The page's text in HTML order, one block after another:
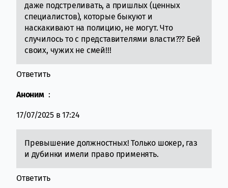
даже подстреливать, а пришлых (ценных
специалистов), которые быкуют и
наскакивают на полицию, не могут. Что
случилось то с представителями власти??? Бей
своих, чужих не смей!!!
Ответить
Аноним :
17/07/2025 в 17:24
Превышение должностных! Только шокер, газ
и дубинки имели право применять.
Ответить